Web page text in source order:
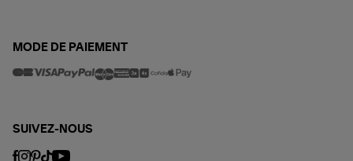
MODE DE PAIEMENT
SUIVEZ-NOUS